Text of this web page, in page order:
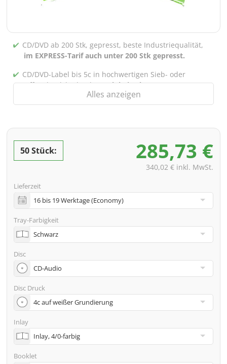
CD/DVD ab 200 Stk, gepresst, beste Industriequalität,
im EXPRESS-Tarif auch unter 200 Stk gepresst.
CD/DVD-Label bis 5c in hochwertigen Sieb- oder
Offsetdruck bedruckt,auch bei gebrannten CDs/DVDs
inkl. PREMIUM Datencheck (Überprüfung der Daten ink.
Screenproof bzw. PDF-Ansichtsdatei vorab zur
inkl. Glasmaster (bei Pressung) & Versand an eine
Adresse
Viele weitere Möglichkeiten wie 2. Lieferadressen,
Neutraler Versand usw. gern auf Anfrage
Alles anzeigen
50 Stück: 285,73 €
340,02 € inkl. MwSt.
Lieferzeit
Tray-Farbigkeit
Disc
Disc Druck
Inlay
Booklet